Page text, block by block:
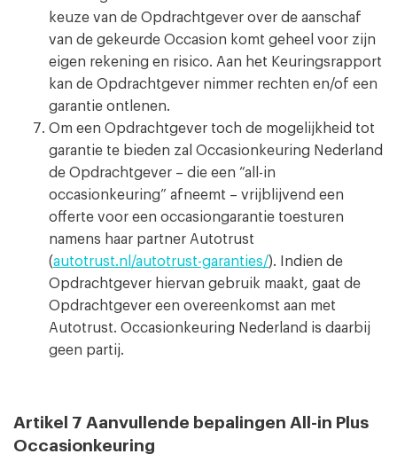
keuze van de Opdrachtgever over de aanschaf
van de gekeurde Occasion komt geheel voor zijn
eigen rekening en risico. Aan het Keuringsrapport
kan de Opdrachtgever nimmer rechten en/of een
garantie ontlenen.
Om een Opdrachtgever toch de mogelijkheid tot
garantie te bieden zal Occasionkeuring Nederland
de Opdrachtgever – die een “all-in
occasionkeuring” afneemt – vrijblijvend een
offerte voor een occasiongarantie toesturen
namens haar partner Autotrust
(autotrust.nl/autotrust-garanties/). Indien de
Opdrachtgever hiervan gebruik maakt, gaat de
Opdrachtgever een overeenkomst aan met
Autotrust. Occasionkeuring Nederland is daarbij
geen partij.
Artikel 7 Aanvullende bepalingen All-in Plus
Occasionkeuring